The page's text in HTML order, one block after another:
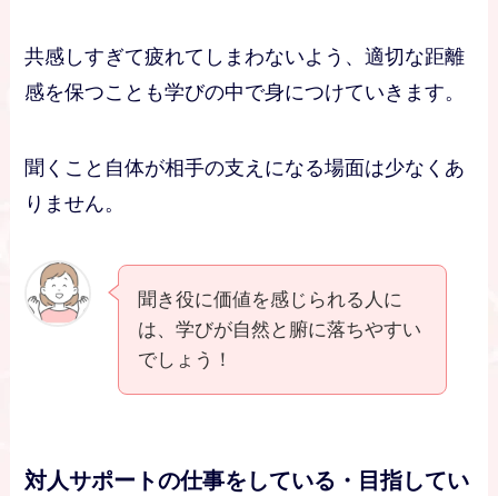
共感しすぎて疲れてしまわないよう、適切な距離
感を保つことも学びの中で身につけていきます。
聞くこと自体が相手の支えになる場面は少なくあ
りません。
聞き役に価値を感じられる人に
は、学びが自然と腑に落ちやすい
でしょう！
対人サポートの仕事をしている・目指してい